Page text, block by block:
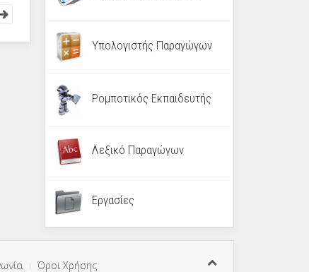
Υπολογιστής Παραγώγων
Ρομποτικός Εκπαιδευτής
Λεξικό Παραγώγων
Εργασίες
Όροι Χρήσης